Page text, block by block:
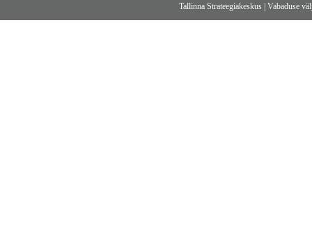
Tallinna Strateegiakeskus |Vabaduse